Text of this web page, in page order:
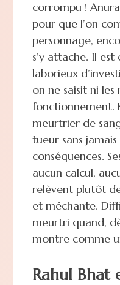
corrompu !
pour que l’on
personnage,
s’y attache. Il
laborieux
on ne saisit ni
fonctionnement.
meurtrier de
tueur sans
conséquences.
aucun calcul,
relèvent plutôt
et méchante.
meurtri quand,
montre comme
Rahul Bhat